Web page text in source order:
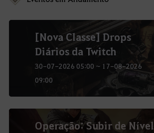
[Nova Classe] Drops
Diários da Twitch
30-07-2026 05:00 ~ 17-08-2026
09:00
Operação: Subir de Nível